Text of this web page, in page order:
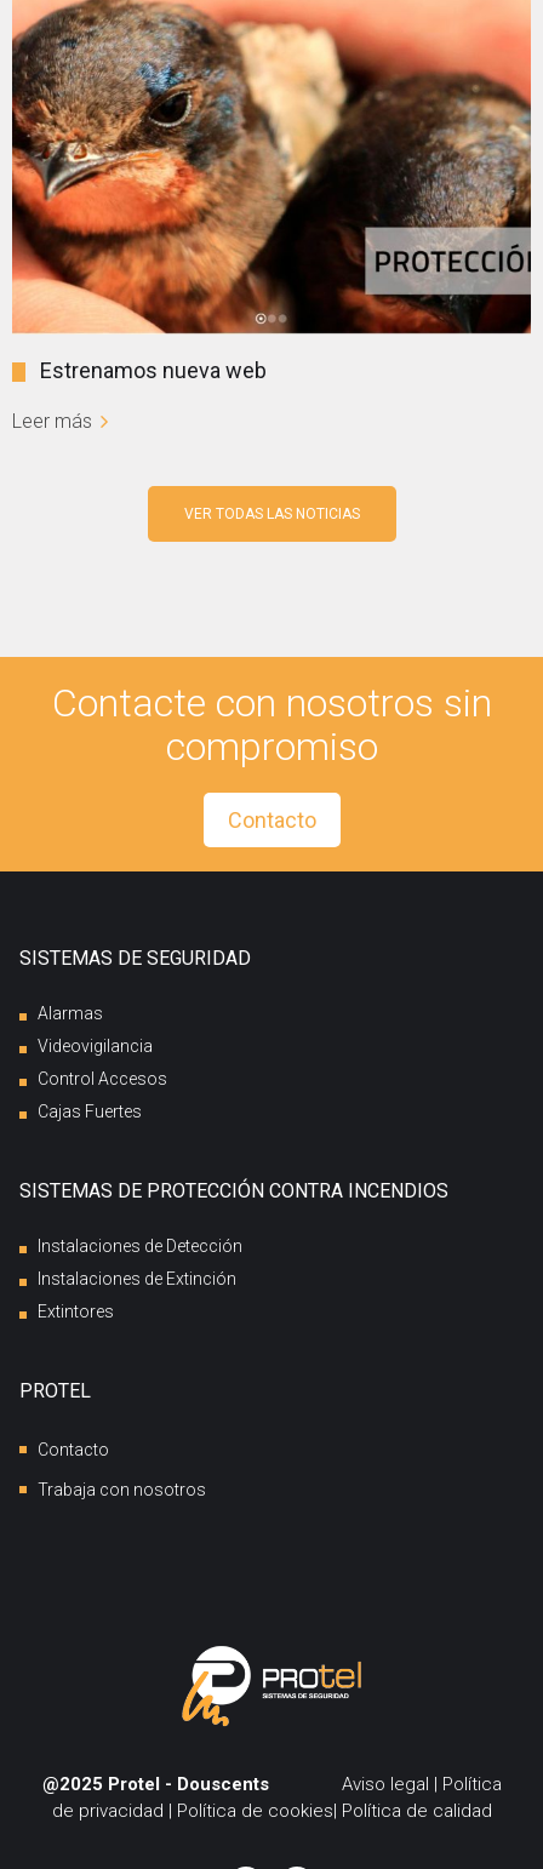
Estrenamos nueva web
Leer más
VER TODAS LAS NOTICIAS
Contacte con nosotros sin
compromiso
Contacto
SISTEMAS DE SEGURIDAD
Alarmas
Videovigilancia
Control Accesos
Cajas Fuertes
SISTEMAS DE PROTECCIÓN CONTRA INCENDIOS
Instalaciones de Detección
Instalaciones de Extinción
Extintores
PROTEL
Contacto
Trabaja con nosotros
@2025 Protel - Douscents Aviso legal | Política
de privacidad | Política de cookies| Política de calidad